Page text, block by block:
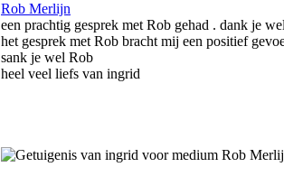
Rob Merlijn
een prachtig gesprek met Rob gehad . dank je
het gesprek met Rob bracht mij een positief
sank je wel Rob
heel veel liefs van ingrid